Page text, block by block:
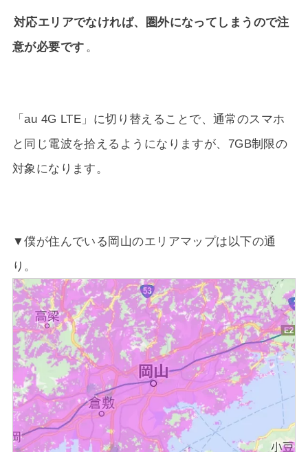
対応エリアでなければ、圏外になってしまうので注
意が必要です 。
「au 4G LTE」に切り替えることで、通常のスマホ
と同じ電波を拾えるようになりますが、7GB制限の
対象になります。
▼僕が住んでいる岡山のエリアマップは以下の通
り。